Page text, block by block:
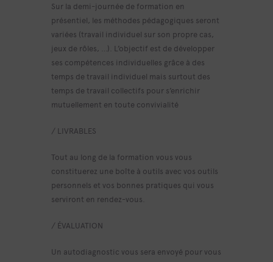
Sur la demi-journée de formation en
présentiel, les méthodes pédagogiques seront
variées (travail individuel sur son propre cas,
jeux de rôles, …). L’objectif est de développer
ses compétences individuelles grâce à des
temps de travail individuel mais surtout des
temps de travail collectifs pour s’enrichir
mutuellement en toute convivialité
/ LIVRABLES
Tout au long de la formation vous vous
constituerez une boîte à outils avec vos outils
personnels et vos bonnes pratiques qui vous
serviront en rendez-vous.
/ ÉVALUATION
Un autodiagnostic vous sera envoyé pour vous